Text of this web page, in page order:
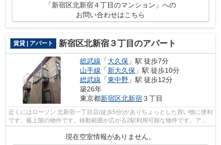
「新宿区北新宿４丁目のマンション」への
お問い合わせはこちら
賃貸 | アパート 新宿区北新宿３丁目のアパート
総武線 「大久保 」駅 徒歩7分
山手線 「新大久保 」駅 徒歩10分
総武線 「東中野 」駅 徒歩12分
築26年
東京都新宿区北新宿３丁目
近くにはローソン 北新宿一丁目店(徒歩5分)がありちょっとした買い物に便利
です。最上階の物件です。移動範囲が広がる2駅利用可能な物件です。アク
セススタッフが不動産に関してのご質...
現在空室情報がありません。